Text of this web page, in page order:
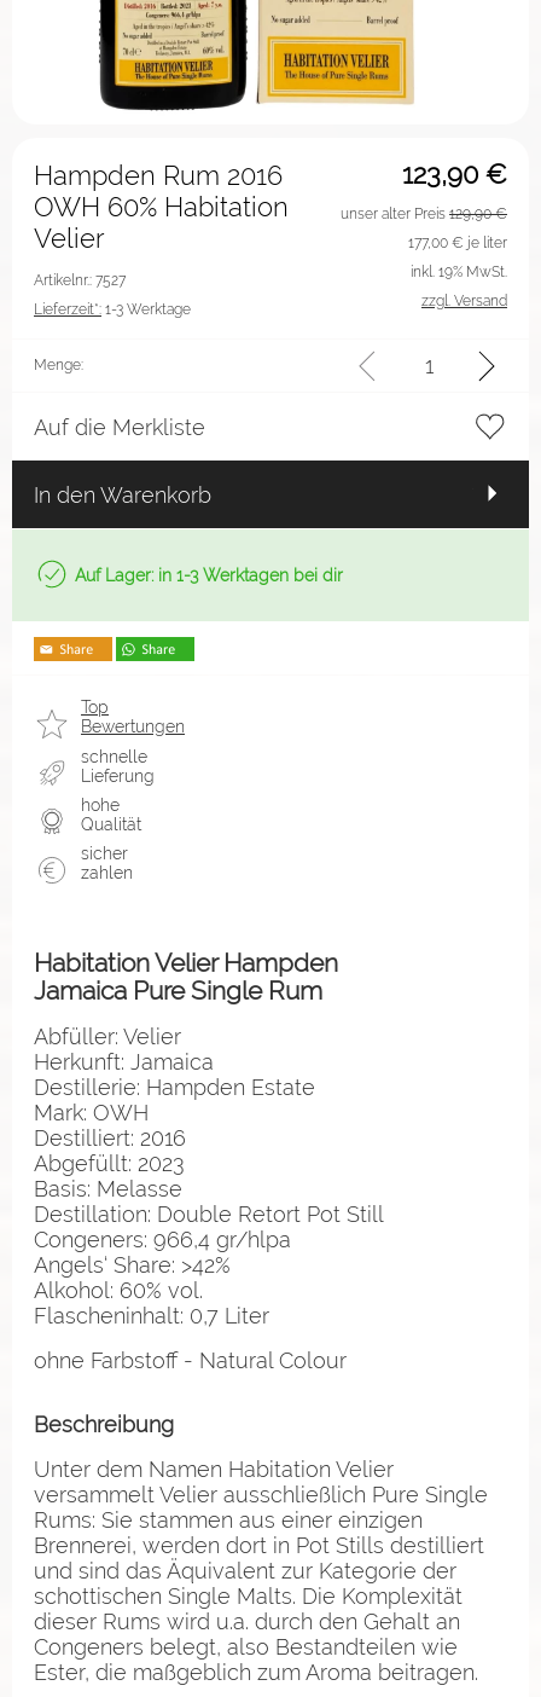
123,90 €
Hampden Rum 2016
OWH 60% Habitation
Velier
Artikelnr.: 7527
Lieferzeit*: 1-3 Werktage
unser alter Preis 129,90 €
177,00 € je liter
inkl. 19% MwSt.
zzgl. Versand
Menge:
Auf die Merkliste
In den Warenkorb
Auf Lager: in 1-3 Werktagen bei dir
Top
Bewertungen
schnelle
Lieferung
hohe
Qualität
sicher
zahlen
Habitation Velier Hampden
Jamaica Pure Single Rum
Abfüller: Velier
Herkunft: Jamaica
Destillerie: Hampden Estate
Mark: OWH
Destilliert: 2016
Abgefüllt: 2023
Basis: Melasse
Destillation: Double Retort Pot Still
Congeners: 966,4 gr/hlpa
Angels‘ Share: >42%
Alkohol: 60% vol.
Flascheninhalt: 0,7 Liter
ohne Farbstoff - Natural Colour
Beschreibung
Unter dem Namen Habitation Velier
versammelt Velier ausschließlich Pure Single
Rums: Sie stammen aus einer einzigen
Brennerei, werden dort in Pot Stills destilliert
und sind das Äquivalent zur Kategorie der
schottischen Single Malts. Die Komplexität
dieser Rums wird u.a. durch den Gehalt an
Congeners belegt, also Bestandteilen wie
Ester, die maßgeblich zum Aroma beitragen.